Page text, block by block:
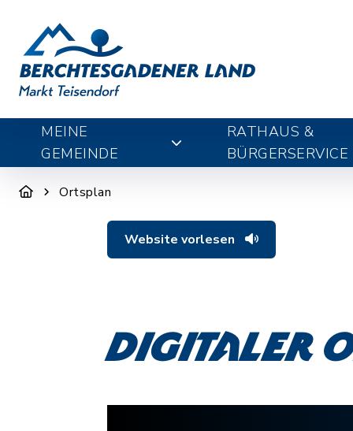
MEINE
GEMEINDE
RATHAUS &
BÜRGERSERVICE
Ortsplan
Website vorlesen
Digitaler